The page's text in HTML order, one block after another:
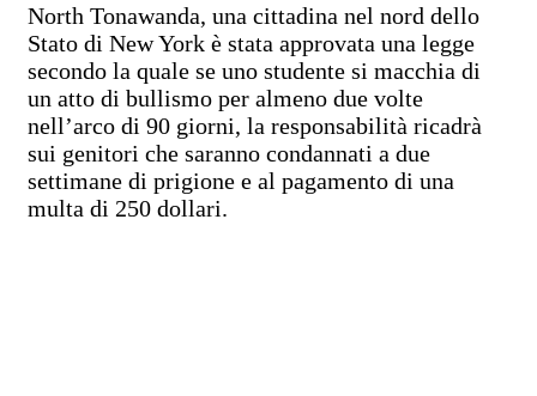
North Tonawanda, una cittadina nel nord dello
Stato di New York è stata approvata una legge
secondo la quale se uno studente si macchia di
un atto di bullismo per almeno due volte
nell’arco di 90 giorni, la responsabilità ricadrà
sui genitori che saranno condannati a due
settimane di prigione e al pagamento di una
multa di 250 dollari.